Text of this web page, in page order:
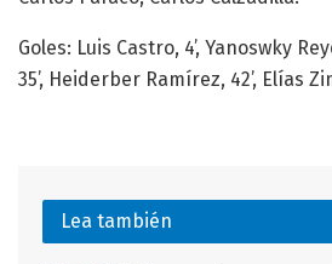
Goles: Luis Castro, 4’, Yanoswky
35’, Heiderber Ramírez, 42’, Elías
Lea también